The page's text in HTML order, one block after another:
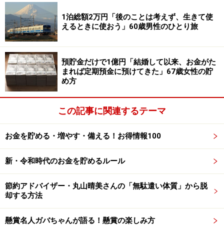
くれた投稿者。
たとえばアスクル＜2678＞は「LOHACOのクーポンで日
用品が安く買える」、ビックカメラ＜3048＞は「長期保
有特典を含めると、電気小物はこの優待で賄える」、ラ
イオン＜4912＞は「歯磨き粉やハンドソープなど」が、
レック＜7874＞は「掃除用品など」がある程度賄えると
のこと。
「ビールの中でおいしいSPRING VALLEYが届く」、
ビス＜7475＞は「富山地盤のスーパーを展開しているだ
すすめておられました。
※皆さんの買ってよかった株主優待エピソードを
こちら
1泊総額2万円「後のことは考えず、生きて使
えるときに使おう」60歳男性のひとり旅
預貯金だけで1億円「結婚して以来、お金がた
まれば定期預金に預けてきた」67歳女性の貯
め方
この記事に関連するテーマ
お金を貯める・増やす・備える！お得情報100
新・令和時代のお金を貯めるルール
節約アドバイザー・丸山晴美さんの「無駄遣い体質」から脱
却する方法
懸賞名人ガバちゃんが語る！懸賞の楽しみ方